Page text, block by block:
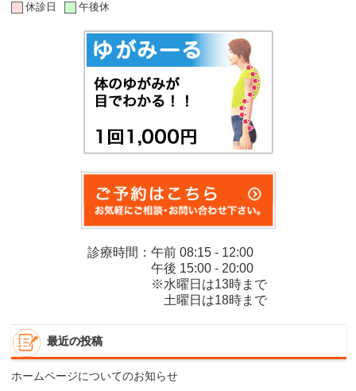
休診日 午後休
診療時間：午前 08:15 - 12:00
午後 15:00 - 20:00
※水曜日は13時まで
土曜日は18時まで
最近の投稿
ホームページについてのお知らせ